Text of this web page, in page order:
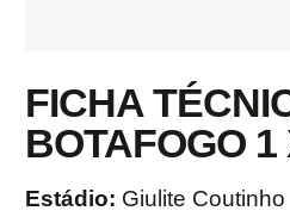
FICHA
BOTAFOGO
Estádio: Giulite Coutinho